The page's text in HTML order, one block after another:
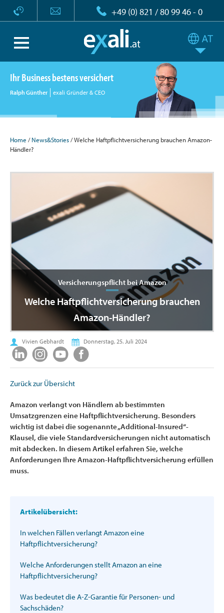
+49 (0) 821 / 80 99 46 - 0
Ihr Business bestens versichert
Ralph Günther exali Gründer & CEO
Home /News&Stories/ Welche Haftpflichtversicherung brauchen Amazon-
Händler?
Versicherungspflicht bei Amazon
Welche Haftpflichtversicherung brauchen
Amazon-Händler?
Vivien Gebhardt Donnerstag, 25. Juli 2024
Zurück zur Übersicht
Amazon verlangt von Händlern ab bestimmten
Umsatzgrenzen eine Haftpflichtversicherung. Besonders
wichtig ist dabei die sogenannte „Additional-Insured“-
Klausel, die viele Standardversicherungen nicht automatisch
mit abdecken. In diesem Artikel erfahren Sie, welche
Anforderungen Ihre Amazon-Haftpflichtversicherung erfüllen
muss.
Artikelübersicht:
In welchen Fällen verlangt Amazon eine
Haftpflichtversicherung?
Welche Anforderungen stellt Amazon an eine
Haftpflichtversicherung?
Was bedeutet die A-Z-Garantie für Personen- und
Sachschäden?